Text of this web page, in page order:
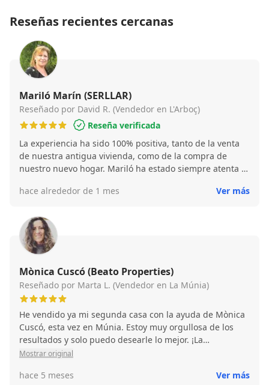
Reseñas recientes cercanas
Mariló Marín (SERLLAR)
Reseñado por David R. (Vendedor en L'Arboç)
Reseña verificada
La experiencia ha sido 100% positiva, tanto de la venta
de nuestra antigua vivienda, como de la compra de
nuestro nuevo hogar. Mariló ha estado siempre atenta a
proceso hasta la firma.
hace alrededor de 1 mes Ver más
Mònica Cuscó (Beato Properties)
Reseñado por Marta L. (Vendedor en La Múnia)
He vendido ya mi segunda casa con la ayuda de Mònica
Cuscó, esta vez en Múnia. Estoy muy orgullosa de los
resultados y solo puedo desearle lo mejor. ¡La
recomiendo al 100% a cualquier persona que quiera
Mostrar original
hace 5 meses Ver más